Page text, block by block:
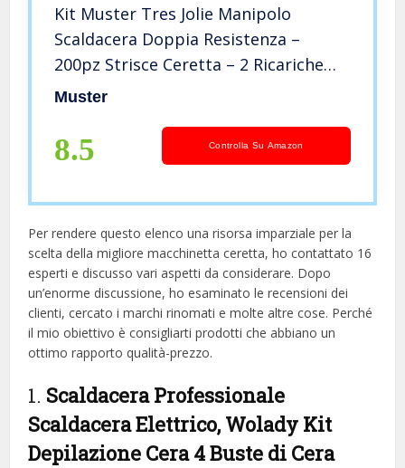
Kit Muster Tres Jolie Manipolo
Scaldacera Doppia Resistenza –
200pz Strisce Ceretta – 2 Ricariche
Rullo Titanio Rosa Professionale
Muster
8.5 Controlla Su Amazon
Per rendere questo elenco una risorsa imparziale per la
scelta della migliore macchinetta ceretta, ​​ho contattato 16
esperti e discusso vari aspetti da considerare. Dopo
un’enorme discussione, ho esaminato le recensioni dei
clienti, cercato i marchi rinomati e molte altre cose. Perché
il mio obiettivo è consigliarti prodotti che abbiano un
ottimo rapporto qualità-prezzo.
1. Scaldacera Professionale
Scaldacera Elettrico, Wolady Kit
Depilazione Cera 4 Buste di Cera